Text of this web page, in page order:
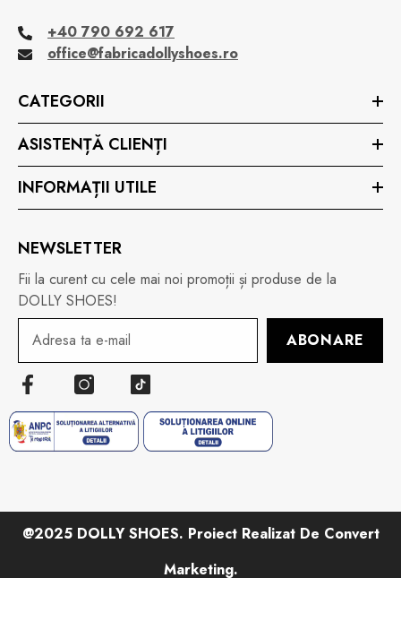
+40 790 692 617
office@fabricadollyshoes.ro
CATEGORII
ASISTENȚĂ CLIENȚI
INFORMAȚII UTILE
NEWSLETTER
Fii la curent cu cele mai noi promoții și produse de la
DOLLY SHOES!
ABONARE
@2025 DOLLY SHOES. Proiect Realizat De Convert
Marketing.